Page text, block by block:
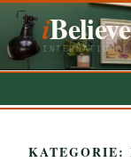
Zum
Inhalt
springen
iBelieve
INTERNATIONAL
KATEGORIE: